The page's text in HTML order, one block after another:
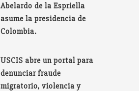
Abelardo de la Espriella
asume la presidencia de
Colombia.
USCIS abre un portal para
denunciar fraude
migratorio, violencia y